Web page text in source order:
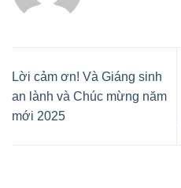
Lời cảm ơn! Và Giáng sinh
an lành và Chúc mừng năm
mới 2025